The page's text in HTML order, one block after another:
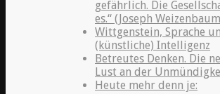
gefährlich. Die
es.“ (Joseph
Wittgenstein, Sprache
(künstliche) Intelligenz
Betreutes Denken. Die
Lust an der
Heute mehr denn je: